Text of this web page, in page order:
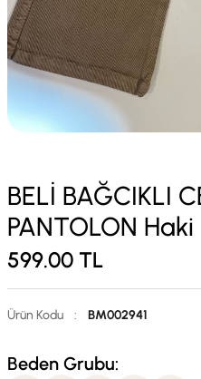
BELİ BAĞCIKLI
PANTOLON Haki
599.00 TL
Ürün Kodu : BM002941
Beden Grubu: